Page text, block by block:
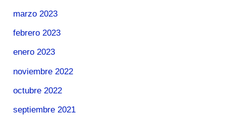
marzo 2023
febrero 2023
enero 2023
noviembre 2022
octubre 2022
septiembre 2021